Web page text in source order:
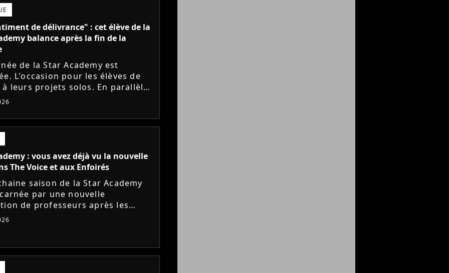
de délivrance" : cet élève de la
balance après la fin de la
de la Star Academy est
L'occasion pour les élèves de
à leurs projets solos. En parallèle,
sort du silence et se dit soulagé
: vous avez déjà vu la nouvelle
The Voice et aux Enfoirés
saison de la Star Academy
par une nouvelle
de professeurs après les
annoncés de Michael Goldman,